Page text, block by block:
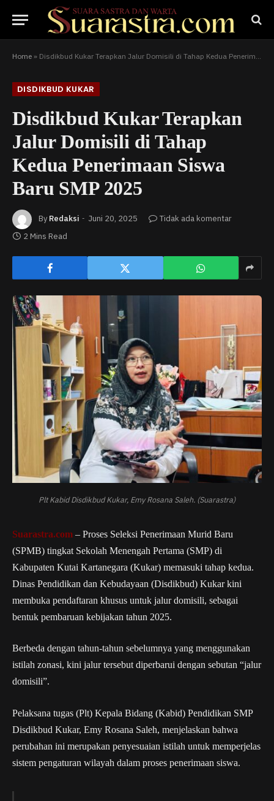
Home » Disdikbud Kukar Terapkan Jalur Domisili di Tahap Kedua Penerimaan Siswa Baru SMP 2025
DISDIKBUD KUKAR
Disdikbud Kukar Terapkan
Jalur Domisili di Tahap
Kedua Penerimaan Siswa
Baru SMP 2025
By Redaksi Juni 20, 2025
Tidak ada komentar
2 Mins Read
Plt Kabid Disdikbud Kukar, Emy Rosana Saleh. (Suarastra)
Suarastra.com – Proses Seleksi Penerimaan Murid Baru
(SPMB) tingkat Sekolah Menengah Pertama (SMP) di
Kabupaten Kutai Kartanegara (Kukar) memasuki tahap kedua.
Dinas Pendidikan dan Kebudayaan (Disdikbud) Kukar kini
membuka pendaftaran khusus untuk jalur domisili, sebagai
bentuk pembaruan kebijakan tahun 2025.
Berbeda dengan tahun-tahun sebelumnya yang menggunakan
istilah zonasi, kini jalur tersebut diperbarui dengan sebutan “jalur
domisili”.
Pelaksana tugas (Plt) Kepala Bidang (Kabid) Pendidikan SMP
Disdikbud Kukar, Emy Rosana Saleh, menjelaskan bahwa
perubahan ini merupakan penyesuaian istilah untuk memperjelas
sistem pengaturan wilayah dalam proses penerimaan siswa.